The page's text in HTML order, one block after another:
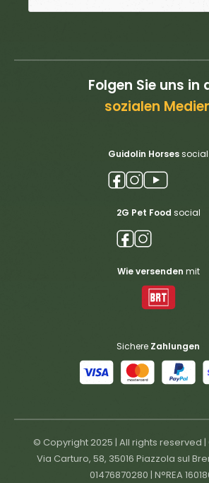
Folgen Sie uns in
sozialen
Guidolin Horsessocial
2G Pet Food social
Wie versenden mit
Sichere Zahlungen
© Copyright 2025 | All rights reserved
Via Carturo, 58, 35016 Piazzola sul
01476870280 | N°REA